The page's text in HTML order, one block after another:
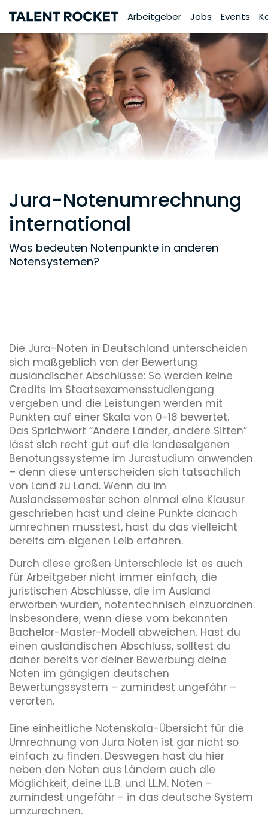
Arbeitgeber Jobs Events
Jura-Notenumrechnung
international
Was bedeuten Notenpunkte in anderen
Notensystemen?
Die Jura-Noten in Deutschland unterscheiden
sich maßgeblich von der Bewertung
ausländischer Abschlüsse: So werden keine
Credits im Staatsexamensstudiengang
vergeben und die Leistungen werden mit
Punkten auf einer Skala von 0-18 bewertet.
Das Sprichwort “Andere Länder, andere Sitten”
lässt sich recht gut auf die landeseigenen
Benotungssysteme im Jurastudium anwenden
– denn diese unterscheiden sich tatsächlich
von Land zu Land. Wenn du im
Auslandssemester schon einmal eine Klausur
geschrieben hast und deine Punkte danach
umrechnen musstest, hast du das vielleicht
bereits am eigenen Leib erfahren.
Durch diese großen Unterschiede ist es auch
für Arbeitgeber nicht immer einfach, die
juristischen Abschlüsse, die im Ausland
erworben wurden, notentechnisch einzuordnen.
Insbesondere, wenn diese vom bekannten
Bachelor-Master-Modell abweichen. Hast du
einen ausländischen Abschluss, solltest du
daher bereits vor deiner Bewerbung deine
Noten im gängigen deutschen
Bewertungssystem – zumindest ungefähr –
verorten.
Eine einheitliche Notenskala-Übersicht für die
Umrechnung von Jura Noten ist gar nicht so
einfach zu finden. Deswegen hast du hier
neben den Noten aus Ländern auch die
Möglichkeit, deine LL.B. und LL.M. Noten -
zumindest ungefähr - in das deutsche System
umzurechnen.